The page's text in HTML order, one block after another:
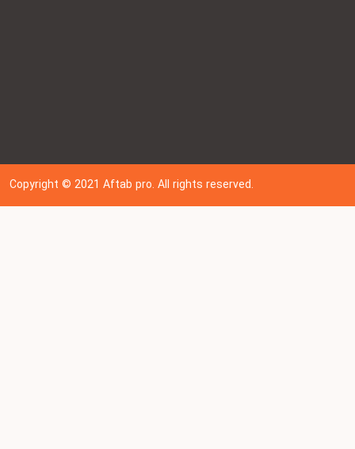
Copyright © 202 1Aftab pro. All rights reserved.